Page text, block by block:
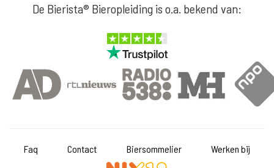
De Bierista® Bieropleiding is o.a. bekend van:
Faq Contact Biersommelier Werken bij